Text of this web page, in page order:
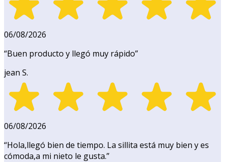
06/08/2026
“Buen producto y llegó muy rápido”
jean S.
06/08/2026
“Hola,llegó bien de tiempo. La sillita está muy bien y es
cómoda,a mi nieto le gusta.”